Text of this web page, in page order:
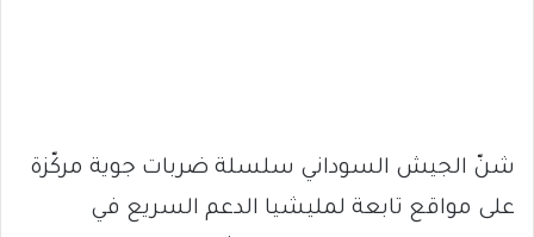
شنّ الجيش السوداني سلسلة ضربات جوية مركّزة
على مواقع تابعة لمليشيا الدعم السريع في